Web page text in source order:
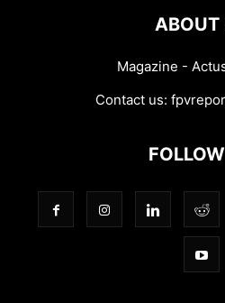
ABOUT
Magazine -
Contact us: